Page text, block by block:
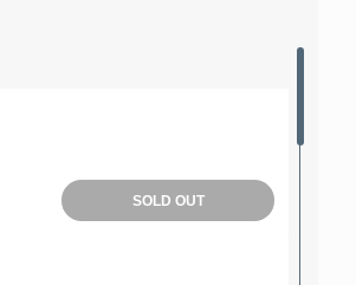
SOLD OUT